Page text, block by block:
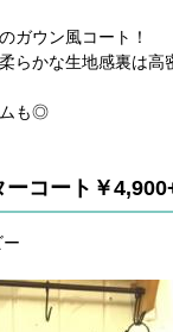
ガウン風コート！
らかな生地感裏は高
ムも◎
ーコート￥